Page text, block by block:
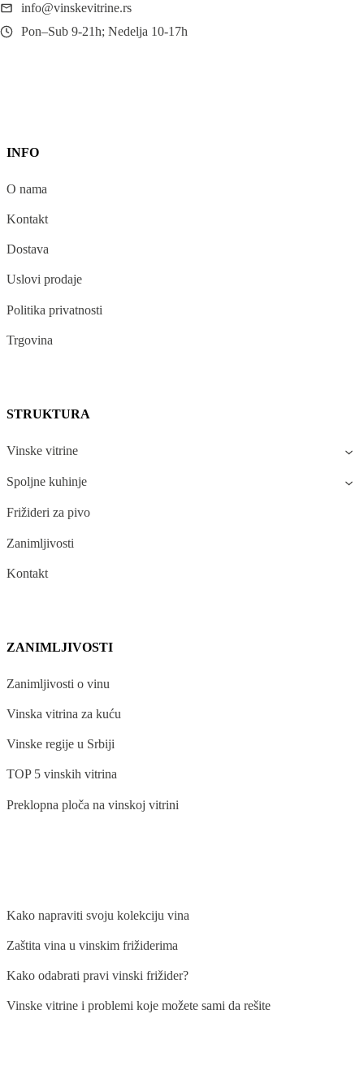
info@vinskevitrine.rs
Pon–Sub 9-21h; Nedelja 10-17h
INFO
O nama
Kontakt
Dostava
Uslovi prodaje
Politika privatnosti
Trgovina
STRUKTURA
Vinske vitrine
Spoljne kuhinje
Frižideri za pivo
Zanimljivosti
Kontakt
ZANIMLJIVOSTI
Zanimljivosti o vinu
Vinska vitrina za kuću
Vinske regije u Srbiji
TOP 5 vinskih vitrina
Preklopna ploča na vinskoj vitrini
Kako napraviti svoju kolekciju vina
Zaštita vina u vinskim frižiderima
Kako odabrati pravi vinski frižider?
Vinske vitrine i problemi koje možete sami da rešite